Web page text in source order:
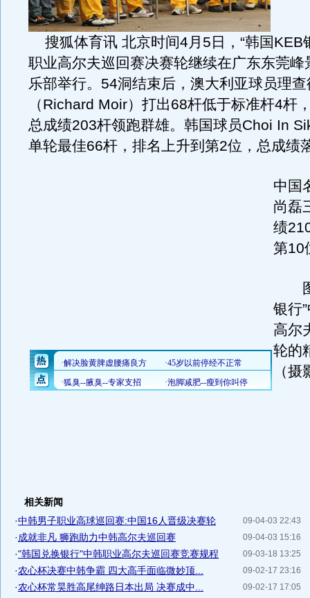
搜狐体育讯 北京时间4月5日，“韩国KEB
职业高尔夫巡回赛决赛轮继续在广东东莞峰
乐部举行。54洞结束后，澳大利亚球员理
（Richard Moir）打出68杆低于标准杆4杆
总成绩203杆领跑群雄。韩国球员Choi In
单轮最佳66杆，排名上升到第2位，总成绩
中国
尚磊
绩
第10
图
银行
高尔
轮的
（
相关新闻
09-04-03 22:43
·中韩男子职业高球巡回赛:中国16人晋级决赛轮
09-04-03 15:16
·成就非凡 狮跑助力中韩高尔夫巡回赛
09-03-18 13:25
·"韩国兑换银行"中韩职业高尔夫巡回赛竞赛规程
09-02-17 23:16
·农心杯决赛中韩争霸 四大高手面临微妙顶...
09-02-17 17:05
·农心杯常昊胜高尾绅路日本出局 决赛成中...